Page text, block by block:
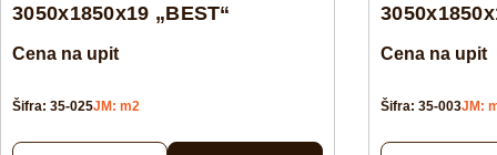
3050x1850x19 „BEST“
Cena na upit
Šifra: 35-025JM: m2
Cena na upit
Šifra: 35-003JM: